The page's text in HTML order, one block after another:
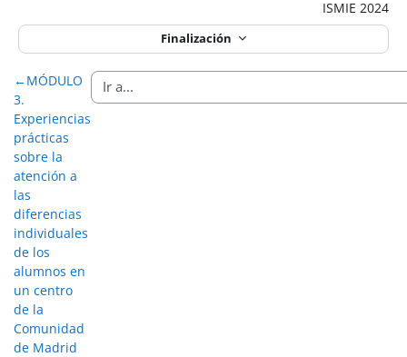
Finalización
ISMIE 2024
←MÓDULO
3.
Experiencias
prácticas
sobre la
atención a
las
diferencias
individuales
de los
alumnos en
un centro
de la
Comunidad
de Madrid